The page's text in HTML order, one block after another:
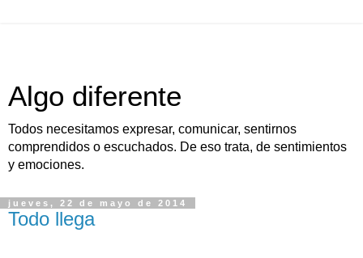
Algo diferente
Todos necesitamos expresar, comunicar, sentirnos
comprendidos o escuchados. De eso trata, de sentimientos
y emociones.
jueves, 22 de mayo de 2014
Todo llega